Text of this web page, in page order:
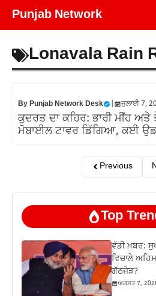
Skip
Punjab Network
Lonavala Rain
ByPunjab Network Desk ਜੁਲਾਈ 7,
ਕੁਦਰਤ ਦਾ ਕਹਿਰ: ਭਾਰੀ ਮੀਂਹ ਅਤੇ
ਮੋਬਾਈਲ ਟਾਵਰ ਡਿੱਗਿਆ, ਕਈ
Previous
Top
ਵੱਡੀ ਖ਼ਬਰ:
ਵਿਚਾਲੇ
ਗੱਠਜੋੜ?
ਅਗਸਤ 7,